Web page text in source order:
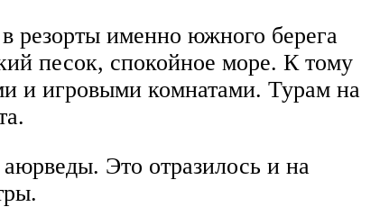
резорты именно южного берега
песок, спокойное море. К тому
и игровыми комнатами. Турам на
Это отразилось и на